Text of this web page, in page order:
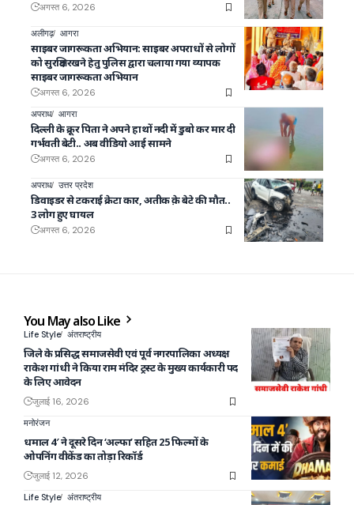
अगस्त 6, 2026
अलीगढ़ आगरा
साइबर जागरूकता अभियान: साइबर अपराधों से लोगों
को सुरक्षित रखने हेतु पुलिस द्वारा चलाया गया व्यापक
साइबर जागरूकता अभियान
अगस्त 6, 2026
अपराध आगरा
दिल्ली के क्रूर पिता ने अपने हाथों नदी में डुबो कर मार दी
गर्भवती बेटी.. अब वीडियो आई सामने
अगस्त 6, 2026
अपराध उत्तर प्रदेश
डिवाइडर से टकराई क्रेटा कार, अतीक क़े बेटे की मौत..
3 लोग हुए घायल
अगस्त 6, 2026
You May also Like
Life Style अंतराष्ट्रीय
जिले के प्रसिद्ध समाजसेवी एवं पूर्व नगरपालिका अध्यक्ष
राकेश गांधी ने किया राम मंदिर ट्रस्ट के मुख्य कार्यकारी पद
के लिए आवेदन
जुलाई 16, 2026
मनोरंजन
धमाल 4′ ने दूसरे दिन ‘अल्फा’ सहित 25 फिल्मों के
ओपनिंग वीकेंड का तोड़ा रिकॉर्ड
जुलाई 12, 2026
Life Style अंतराष्ट्रीय